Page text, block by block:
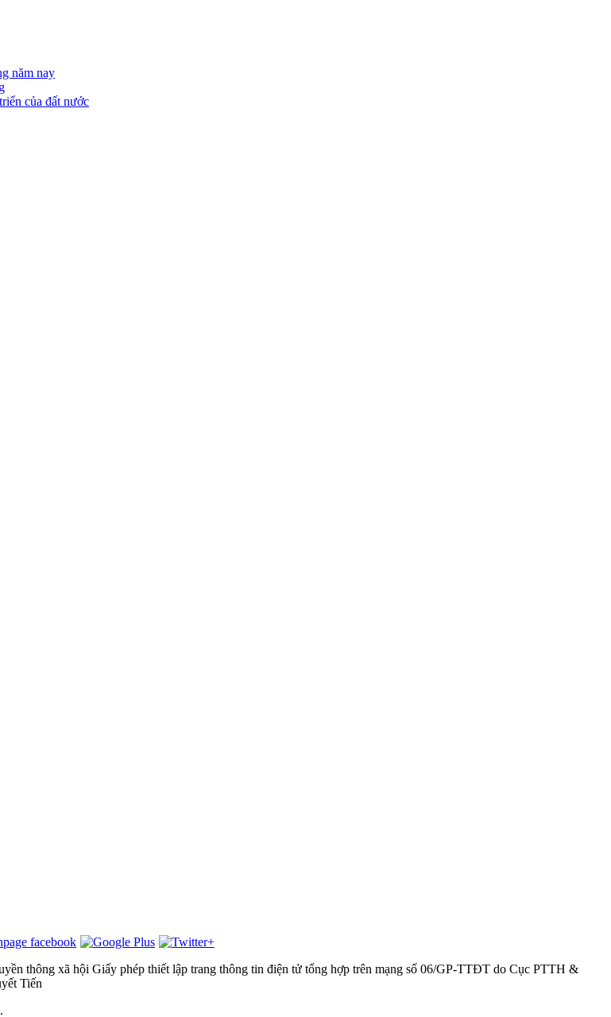
năm nay
của đất nước
thông xã hội Giấy phép thiết lập trang thông tin điện tử tổng hợp trên mạng số 06/GP-TTĐT do Cục PTTH &
Tiến